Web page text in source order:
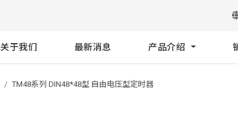
关于我们 最新消息 产品介绍
TM48系列 DIN48*48型 自由电压型定时器